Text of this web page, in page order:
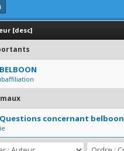
[desc]
BELBOON
0 Votes - 0 sur 5 en moyenne
Questions concernant belboon
1 Votes - 2 sur 5 en moyenne
12345